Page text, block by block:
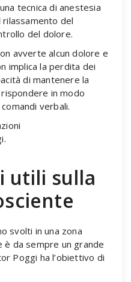
tecnica di anestesia
del
del dolore.
avverte alcun dolore e
implica la perdita dei
di mantenere la
in modo
verbali.
utili sulla
svolti in una zona
da sempre un grande
Poggi ha l’obiettivo di